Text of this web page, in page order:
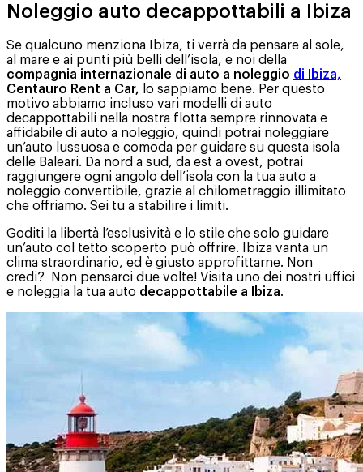
Noleggio auto decappottabili a Ibiza
Se qualcuno menziona Ibiza, ti verrà da pensare al sole,
al mare e ai punti più belli dell’isola, e noi della
compagnia internazionale di auto a noleggio di Ibiza,
Centauro Rent a Car, lo sappiamo bene. Per questo
motivo abbiamo incluso vari modelli di auto
decappottabili nella nostra flotta sempre rinnovata e
affidabile di auto a noleggio, quindi potrai noleggiare
un’auto lussuosa e comoda per guidare su questa isola
delle Baleari. Da nord a sud, da est a ovest, potrai
raggiungere ogni angolo dell’isola con la tua auto a
noleggio convertibile, grazie al chilometraggio illimitato
che offriamo. Sei tu a stabilire i limiti.
Goditi la libertà l’esclusività e lo stile che solo guidare
un’auto col tetto scoperto può offrire. Ibiza vanta un
clima straordinario, ed è giusto approfittarne. Non
credi? Non pensarci due volte! Visita uno dei nostri uffici
e noleggia la tua auto decappottabile a Ibiza.